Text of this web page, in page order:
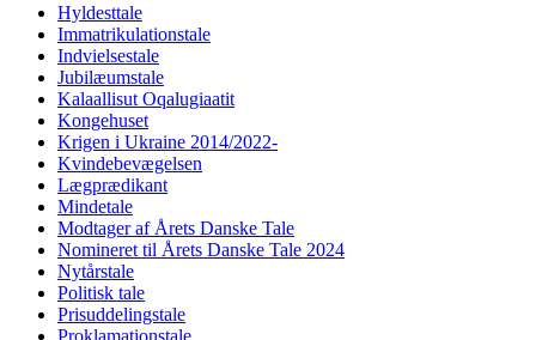
Hyldesttale
Immatrikulationstale
Indvielsestale
Jubilæumstale
Kalaallisut Oqalugiaatit
Kongehuset
Krigen i Ukraine 2014/2022-
Kvindebevægelsen
Lægprædikant
Mindetale
Modtager af Årets Danske Tale
Nomineret til Årets Danske Tale 2024
Nytårstale
Politisk tale
Prisuddelingstale
Proklamationstale